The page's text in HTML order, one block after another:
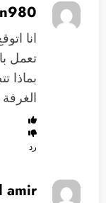
انا
تعمل
بماذا
الغرفة
رد
amir